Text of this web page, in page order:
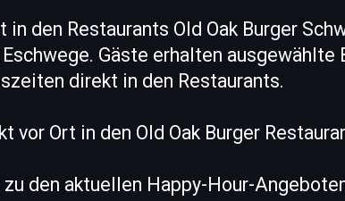
in den Restaurants Old Oak Burger
Gäste erhalten ausgewählte
direkt in den Restaurants.
vor Ort in den Old Oak Burger
den aktuellen Happy-Hour-